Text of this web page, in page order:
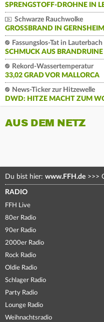
SPRENGSTOFF-DROHNE IN
Schwarze Rauchwolke
GROSSBRAND IN GERNSHEIM
Fassungslos-Tat in Lauterbach
SCHMUCK AUS BRANDRUINE
Rekord-Wassertemperatur
33,02 GRAD VOR MALLORCA
News-Ticker zur Hitzewelle
DWD: HITZE MACHT ZUM
AUS DEM NETZ
Du bist hier: www.FFH.de >>>
RADIO
FFH Live
80er Radio
90er Radio
2000er Radio
Rock Radio
Oldie Radio
Schlager Radio
Party Radio
Lounge Radio
Weihnachtsradio